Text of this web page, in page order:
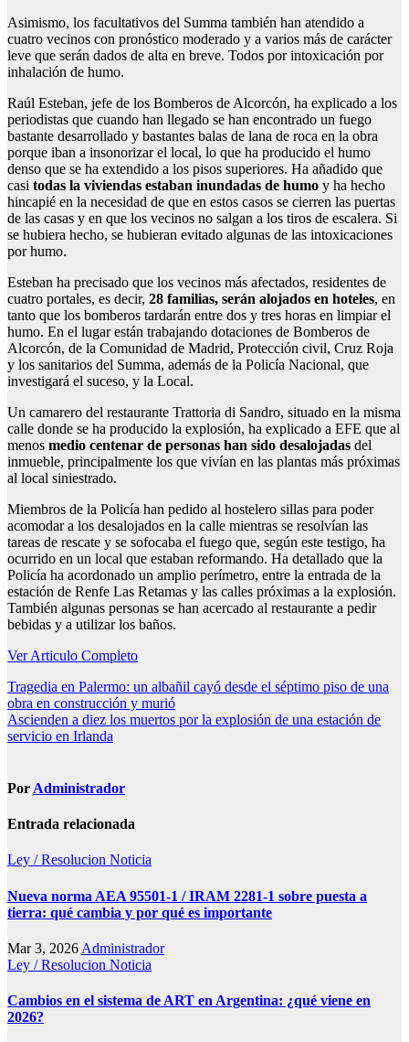
Asimismo, los facultativos del Summa también han atendido a
cuatro vecinos con pronóstico moderado y a varios más de carácter
leve que serán dados de alta en breve. Todos por intoxicación por
inhalación de humo.
Raúl Esteban, jefe de los Bomberos de Alcorcón, ha explicado a los
periodistas que cuando han llegado se han encontrado un fuego
bastante desarrollado y bastantes balas de lana de roca en la obra
porque iban a insonorizar el local, lo que ha producido el humo
denso que se ha extendido a los pisos superiores. Ha añadido que
casi todas la viviendas estaban inundadas de humo y ha hecho
hincapié en la necesidad de que en estos casos se cierren las puertas
de las casas y en que los vecinos no salgan a los tiros de escalera. Si
se hubiera hecho, se hubieran evitado algunas de las intoxicaciones
por humo.
Esteban ha precisado que los vecinos más afectados, residentes de
cuatro portales, es decir, 28 familias, serán alojados en hoteles, en
tanto que los bomberos tardarán entre dos y tres horas en limpiar el
humo. En el lugar están trabajando dotaciones de Bomberos de
Alcorcón, de la Comunidad de Madrid, Protección civil, Cruz Roja
y los sanitarios del Summa, además de la Policía Nacional, que
investigará el suceso, y la Local.
Un camarero del restaurante Trattoria di Sandro, situado en la misma
calle donde se ha producido la explosión, ha explicado a EFE que al
menos medio centenar de personas han sido desalojadas del
inmueble, principalmente los que vivían en las plantas más próximas
al local siniestrado.
Miembros de la Policía han pedido al hostelero sillas para poder
acomodar a los desalojados en la calle mientras se resolvían las
tareas de rescate y se sofocaba el fuego que, según este testigo, ha
ocurrido en un local que estaban reformando. Ha detallado que la
Policía ha acordonado un amplio perímetro, entre la entrada de la
estación de Renfe Las Retamas y las calles próximas a la explosión.
También algunas personas se han acercado al restaurante a pedir
bebidas y a utilizar los baños.
Ver Articulo Completo
Navegación
de
entradas
Tragedia en Palermo: un albañil cayó desde el séptimo piso de una
obra en construcción y murió
Ascienden a diez los muertos por la explosión de una estación de
servicio en Irlanda
Por Administrador
Entrada relacionada
Ley / Resolucion Noticia
Nueva norma AEA 95501-1 / IRAM 2281-1 sobre puesta a
tierra: qué cambia y por qué es importante
Mar 3, 2026 Administrador
Ley / Resolucion Noticia
Cambios en el sistema de ART en Argentina: ¿qué viene en
2026?